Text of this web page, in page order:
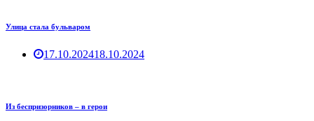
Улица стала бульваром
17.10.202418.10.2024
Из беспризорников – в герои